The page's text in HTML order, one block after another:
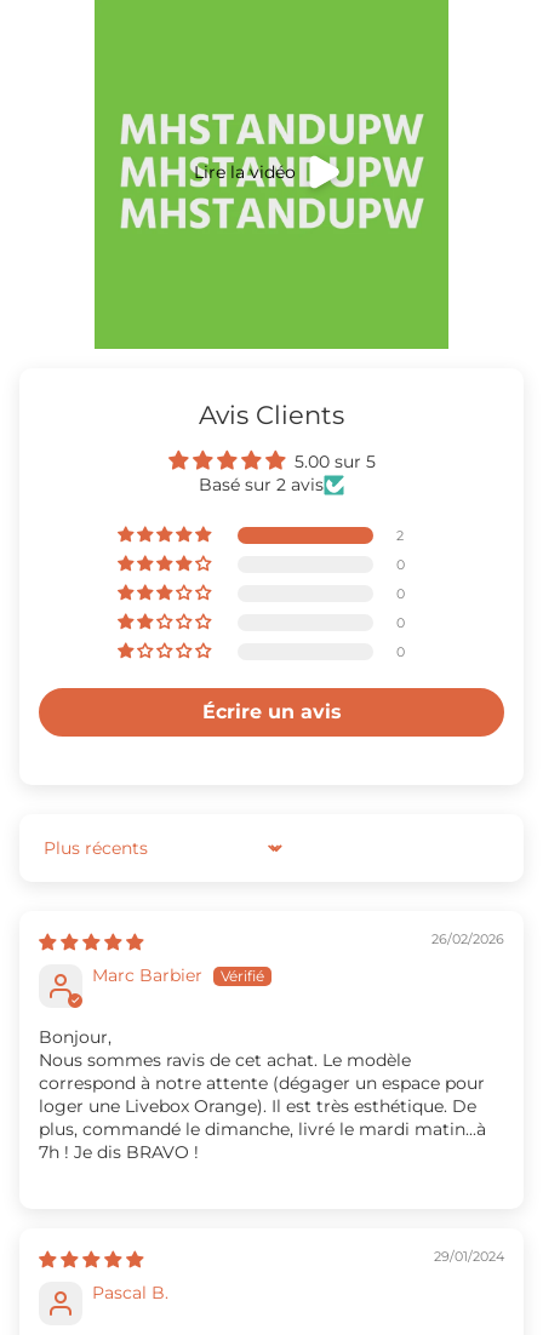
Lire la vidéo
Avis Clients
5.00 sur 5
Basé sur 2 avis
2
0
0
0
0
Écrire un avis
Sort by
26/02/2026
Marc Barbier
Bonjour,
Nous sommes ravis de cet achat. Le modèle
correspond à notre attente (dégager un espace pour
loger une Livebox Orange). Il est très esthétique. De
plus, commandé le dimanche, livré le mardi matin...à
7h ! Je dis BRAVO !
29/01/2024
Pascal B.